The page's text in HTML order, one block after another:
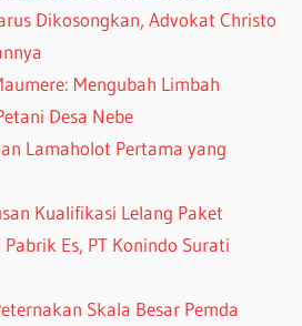
Dikosongkan, Advokat Christo
Mengubah Limbah
Desa Nebe
Lamaholot Pertama yang
Kualifikasi Lelang Paket
Es, PT Konindo Surati
Skala Besar Pemda